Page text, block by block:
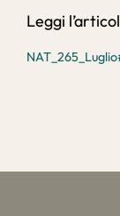
Leggi